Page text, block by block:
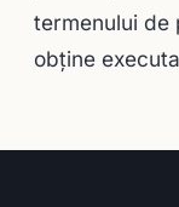
termenului de
obţine